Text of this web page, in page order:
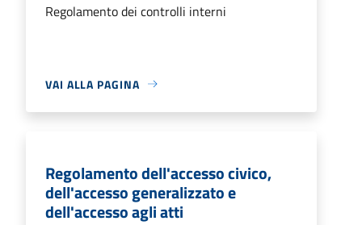
Regolamento dei controlli interni
VAI ALLA PAGINA
Regolamento dell'accesso civico,
dell'accesso generalizzato e
dell'accesso agli atti